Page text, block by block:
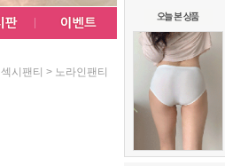
섹시팬티 > 노라인팬티